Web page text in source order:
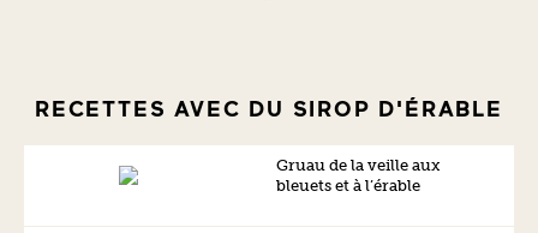
RECETTES AVEC DU SIROP D'ÉRABLE
Gruau de la veille aux
bleuets et à l’érable